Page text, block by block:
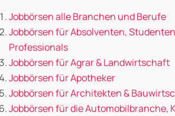
Jobbörsen alle Branchen und Berufe
Jobbörsen für Absolventen,
Professionals
Jobbörsen für Agrar & Landwirtschaft
Jobbörsen für Apotheker
Jobbörsen für Architekten &
Jobbörsen für die Automobilbranche,